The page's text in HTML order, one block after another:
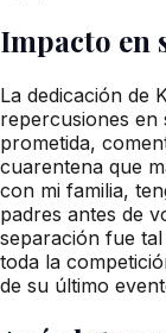
Impacto en
La dedicación de
repercusiones en
prometida,
cuarentena que
con mi familia,
padres antes de
separación fue
toda la
de su último